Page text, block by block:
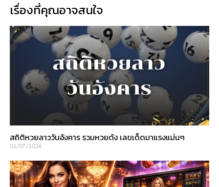
เรื่องที่คุณอาจสนใจ
สถิติหวยลาววันอังคาร รวมหวยดัง เลขเด็ดมาแรงแม่นๆ
01/07/2026